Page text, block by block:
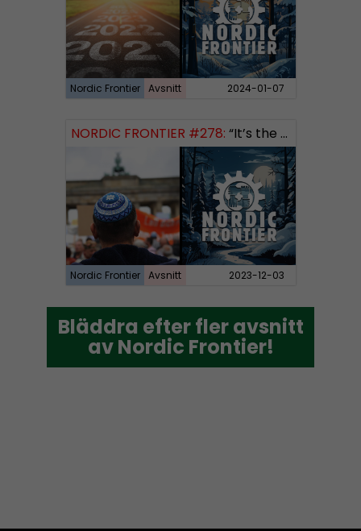
Nordic Frontier Avsnitt 2024-01-07
NORDIC FRONTIER #278: “It’s the Jews”
Nordic Frontier Avsnitt 2023-12-03
Bläddra efter fler avsnitt
av Nordic Frontier!
Bläddra efter fler avsnitt
av Nordic Frontier!